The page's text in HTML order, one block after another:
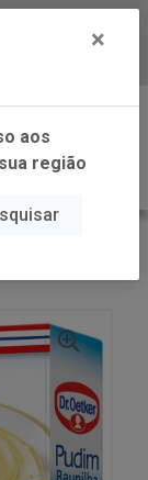
APP
0
×
aos
região